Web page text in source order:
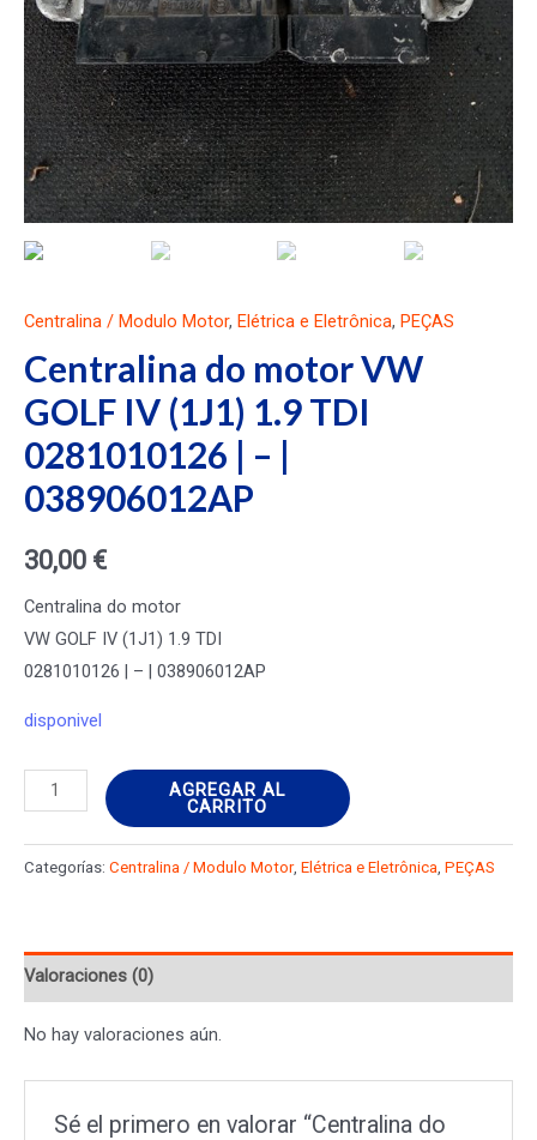
Centralina / Modulo Motor, Elétrica e Eletrônica, PEÇAS
Centralina do motor VW
GOLF IV (1J1) 1.9 TDI
0281010126 | – |
038906012AP
30,00 €
Centralina do motor
VW GOLF IV (1J1) 1.9 TDI
0281010126 | – | 038906012AP
disponivel
Centralina
do
motor
(1J1)
TDI
AGREGAR AL
CARRITO
Categorías: Centralina / Modulo Motor, Elétrica e Eletrônica PEÇAS
Valoraciones (0)
No hay valoraciones aún.
Sé el primero en valorar “Centralina do